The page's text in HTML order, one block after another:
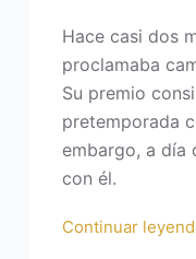
Hace casi dos
proclamaba
Su premio
pretemporada
embargo, a día
con él.
Continuar